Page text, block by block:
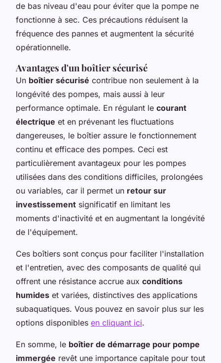
de bas niveau d'eau pour éviter que la pompe ne
fonctionne à sec. Ces précautions réduisent la
fréquence des pannes et augmentent la sécurité
opérationnelle.
Avantages d'un boîtier sécurisé
Un boîtier sécurisé contribue non seulement à la
longévité des pompes, mais aussi à leur
performance optimale. En régulant le courant
électrique et en prévenant les fluctuations
dangereuses, le boîtier assure le fonctionnement
continu et efficace des pompes. Ceci est
particulièrement avantageux pour les pompes
utilisées dans des conditions difficiles, prolongées
ou variables, car il permet un retour sur
investissement significatif en limitant les
moments d'inactivité et en augmentant la longévité
de l'équipement.
Ces boîtiers sont conçus pour faciliter l'installation
et l'entretien, avec des composants de qualité qui
offrent une résistance accrue aux conditions
humides et variées, distinctives des applications
subaquatiques. Vous pouvez en savoir plus sur les
options disponibles en cliquant ici.
En somme, le boîtier de démarrage pour pompe
immergée revêt une importance capitale pour tout